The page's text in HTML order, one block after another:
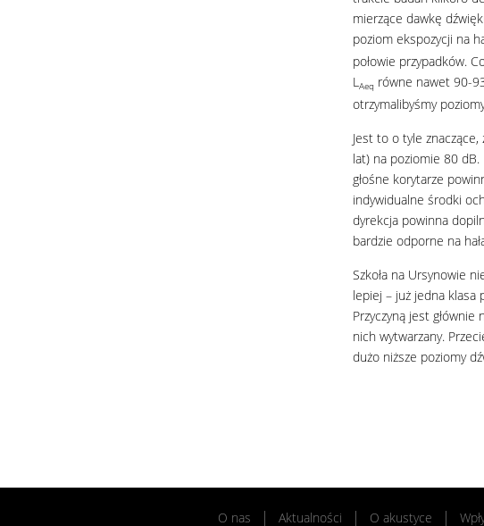
mierzące dawkę
poziom ekspozycji na
połowie przypadków.
LAeq równe nawet 90-
otrzymalibyśmy
Jest to o tyle
lat) na poziomie 80
głośne korytarze
indywidualne środki
dyrekcja powinna
bardzie odporne na
Szkoła na Ursynowie
lepiej – już jedna klasa
Przyczyną jest
nich wytwarzany.
dużo niższe poziomy
O nas Aktualności O akustyce